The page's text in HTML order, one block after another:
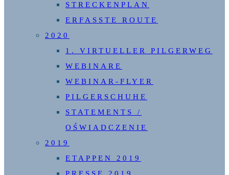
STRECKENPLAN
ERFASSTE ROUTE
2020
1. VIRTUELLER PILGERWEG
WEBINARE
WEBINAR-FLYER
PILGERSCHUHE
STATEMENTS /
OŚWIADCZENIE
2019
ETAPPEN 2019